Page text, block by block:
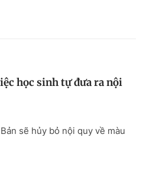
học sinh tự đưa ra nội
sẽ hủy bỏ nội quy về màu